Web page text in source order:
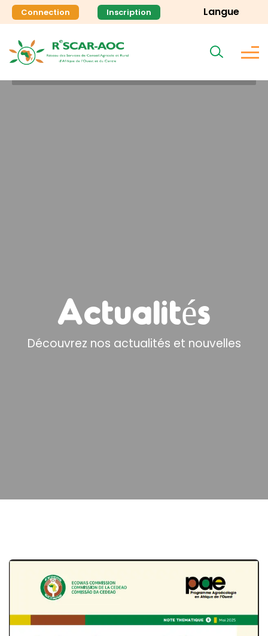
Connection Inscription Langue
Actualités
Découvrez nos actualités et nouvelles